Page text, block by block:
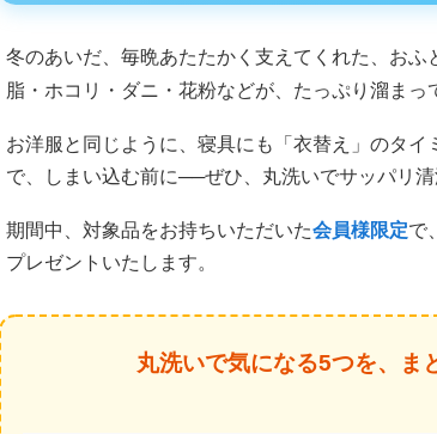
冬のあいだ、毎晩あたたかく支えてくれた、おふ
脂・ホコリ・ダニ・花粉などが、たっぷり溜まっ
お洋服と同じように、寝具にも「衣替え」のタイ
で、しまい込む前に──ぜひ、丸洗いでサッパリ清
期間中、対象品をお持ちいただいた会員様限定で
プレゼントいたします。
丸洗いで気になる5つを、ま